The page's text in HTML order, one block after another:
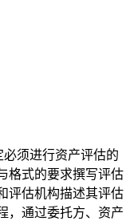
须进行资产评估的
格式的要求撰写评估
评估机构描述其评估
，通过委托方、资产